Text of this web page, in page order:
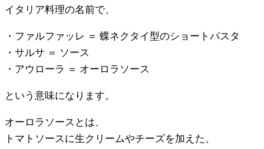
イタリア料理の名前で、
・ファルファッレ ＝ 蝶ネクタイ型のショートパスタ
・サルサ ＝ ソース
・アウローラ ＝ オーロラソース
という意味になります。
オーロラソースとは、
トマトソースに生クリームやチーズを加えた、